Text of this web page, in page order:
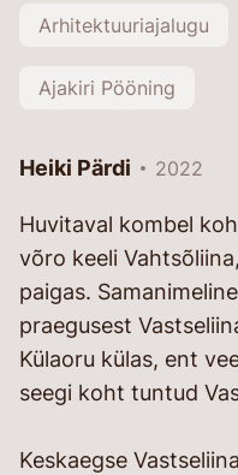
Arhitektuuriajalugu
Ajakiri Pööning
Heiki Pärdi 2022
Huvitaval kombel
võro keeli
paigas.
praegusest
Külaoru külas, ent
seegi koht tuntud
Keskaegse